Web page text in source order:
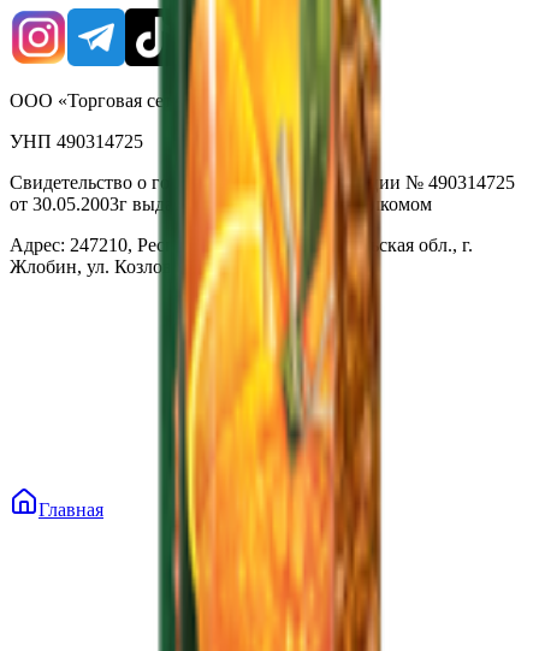
ООО «Торговая сеть «Продмир»
УНП 490314725
Свидетельство о государственной регистрации № 490314725
от 30.05.2003г выдано Гомельским облисполкомом
Адрес: 247210, Республика Беларусь, Гомельская обл., г.
Жлобин, ул. Козлова 2-А
Главная